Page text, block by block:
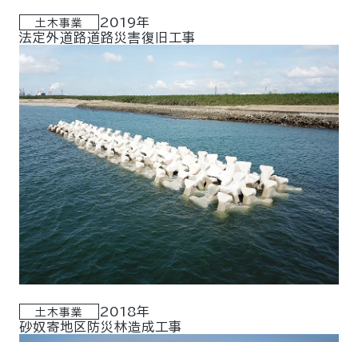
土木事業
2019年
法定外道路道路災害復旧工事
土木事業
2018年
砂奴寄地区防災林造成工事